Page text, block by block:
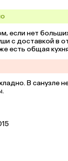
если нет
с доставкой в
есть общая
В санузле